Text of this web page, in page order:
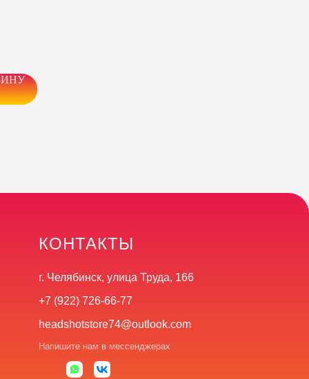
КОНТАКТЫ
+7 (922) 726-66-77
headshotstore74@outlook.com
Напишите нам в мессенджерах
г. Челябинск, улица Труда, 166